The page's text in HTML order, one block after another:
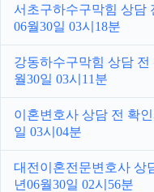
서초구하수구막힘 상담
06월30일 03시18분
강동하수구막힘 상담 전
월30일 03시11분
이혼변호사 상담 전 확
일 03시04분
대전이혼전문변호사 상
년06월30일 02시56분